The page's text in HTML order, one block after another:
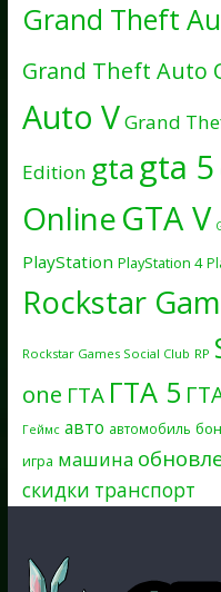
Grand Theft
Grand Theft Auto
Auto VGrand
Edition gtagta 5
OnlineGTA V
PlayStation PlayStation 4
Rockstar
Rockstar Games Social Club RP
one ГТА ГТА 5
Геймс авто автомобиль
игра машина
скидки транспорт